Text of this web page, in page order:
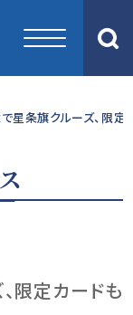
星条旗クルーズ、限定
限定カードも